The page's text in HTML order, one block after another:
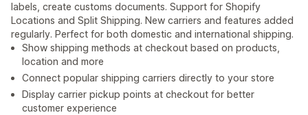
labels, create customs documents. Support for Shopify
Locations and Split Shipping. New carriers and features added
regularly. Perfect for both domestic and international shipping.
Show shipping methods at checkout based on products,
location and more
Connect popular shipping carriers directly to your store
Display carrier pickup points at checkout for better
customer experience